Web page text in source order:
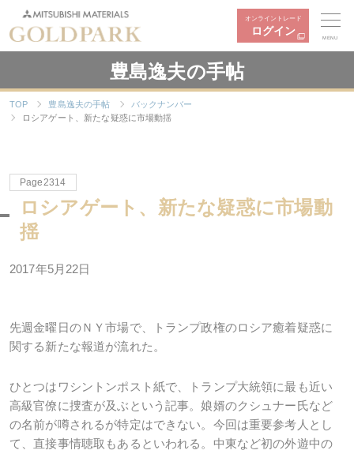
オンライントレード
ログイン
MENU
豊島逸夫の手帖
TOP 豊島逸夫の手帖
バックナンバー
ロシアゲート、新たな疑惑に市場動揺
Page2314
ロシアゲート、新たな疑惑に市場動
揺
2017年5月22日
先週金曜日のＮＹ市場で、トランプ政権のロシア癒着疑惑に
関する新たな報道が流れた。
ひとつはワシントンポスト紙で、トランプ大統領に最も近い
高級官僚に捜査が及ぶという記事。娘婿のクシュナー氏など
の名前が噂されるが特定はできない。今回は重要参考人とし
て、直接事情聴取もあるといわれる。中東など初の外遊中の